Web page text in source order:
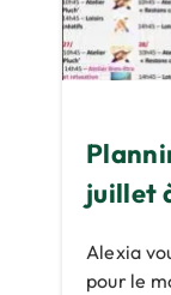
juillet
Alexia
pour le